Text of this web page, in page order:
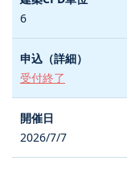
6
受付終了
2026/7/7